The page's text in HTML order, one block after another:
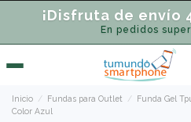
¡Disfruta de envío
En pedidos
Inicio Fundas para Outlet
Funda Gel
Color Azul